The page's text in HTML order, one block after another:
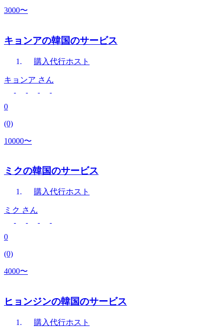
3000〜
キョンアの韓国のサービス
購入代行ホスト
キョンア さん
0
(0)
10000〜
ミクの韓国のサービス
購入代行ホスト
ミク さん
0
(0)
4000〜
ヒョンジンの韓国のサービス
購入代行ホスト